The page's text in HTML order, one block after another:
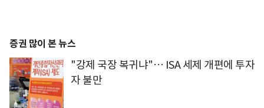
증권 많이 본 뉴스
"강제 국장 복귀냐"… ISA 세제 개편에 투자
자 불만